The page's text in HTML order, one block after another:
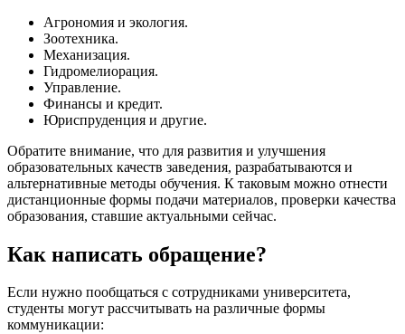
Агрономия и экология.
Зоотехника.
Механизация.
Гидромелиорация.
Управление.
Финансы и кредит.
Юриспруденция и другие.
Обратите внимание, что для развития и улучшения
образовательных качеств заведения, разрабатываются и
альтернативные методы обучения. К таковым можно отнести
дистанционные формы подачи материалов, проверки качества
образования, ставшие актуальными сейчас.
Как написать обращение?
Если нужно пообщаться с сотрудниками университета,
студенты могут рассчитывать на различные формы
коммуникации: